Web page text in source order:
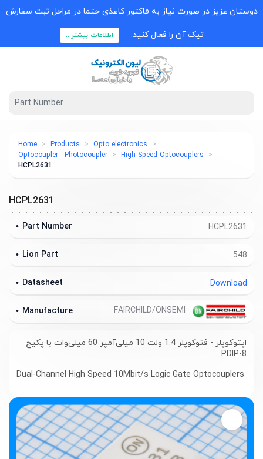
دوستان عزیز در صورت نیاز به فاکتور کاغذی حتما در مراحل ثبت سفارش
تیک آن را فعال کنید. اطلاعات بیشتر...
Home Products
Opto electronics
Optocoupler - Photocoupler
High Speed Optocouplers
HCPL2631
HCPL2631
HCPL2631
Part Number
548
Lion Part
Download
Datasheet
Manufacture
اپتوکوپلر - فتوکوپلر 1.4 ولت 10 میلی‌آمپر 60 میلی‌وات با پکیج
PDIP-8
Dual-Channel High Speed 10Mbit/s Logic Gate Optocouplers